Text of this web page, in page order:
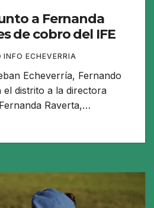
a Fernanda
de cobro del IFE
INFO ECHEVERRIA
Echeverría, Fernando
distrito a la directora
Raverta,…